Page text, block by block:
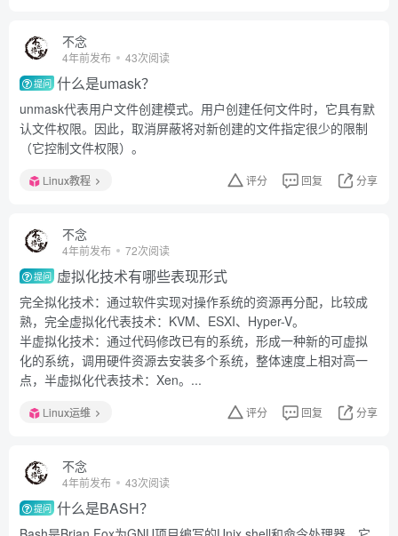
不念
4年前发布 43次阅读
提问 什么是umask？
unmask代表用户文件创建模式。用户创建任何文件时，它具有默
认文件权限。因此，取消屏蔽将对新创建的文件指定很少的限制
（它控制文件权限）。
Linux教程 评分 回复 分享
不念
4年前发布 72次阅读
提问 虚拟化技术有哪些表现形式
完全拟化技术：通过软件实现对操作系统的资源再分配，比较成
熟，完全虚拟化代表技术：KVM、ESXI、Hyper-V。
半虚拟化技术：通过代码修改已有的系统，形成一种新的可虚拟
化的系统，调用硬件资源去安装多个系统，整体速度上相对高一
点，半虚拟化代表技术：Xen。...
Linux运维 评分 回复 分享
不念
4年前发布 43次阅读
提问 什么是BASH？